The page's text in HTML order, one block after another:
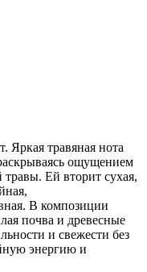
Яркая травяная нота
ощущением
Ей вторит сухая,
В композиции
почва и древесные
и свежести без
энергию и